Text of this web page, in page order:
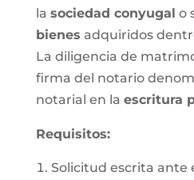
la sociedad conyugal o
bienes adquiridos
La diligencia de
firma del notario
notarial en la escritura
Requisitos:
Solicitud escrita ante